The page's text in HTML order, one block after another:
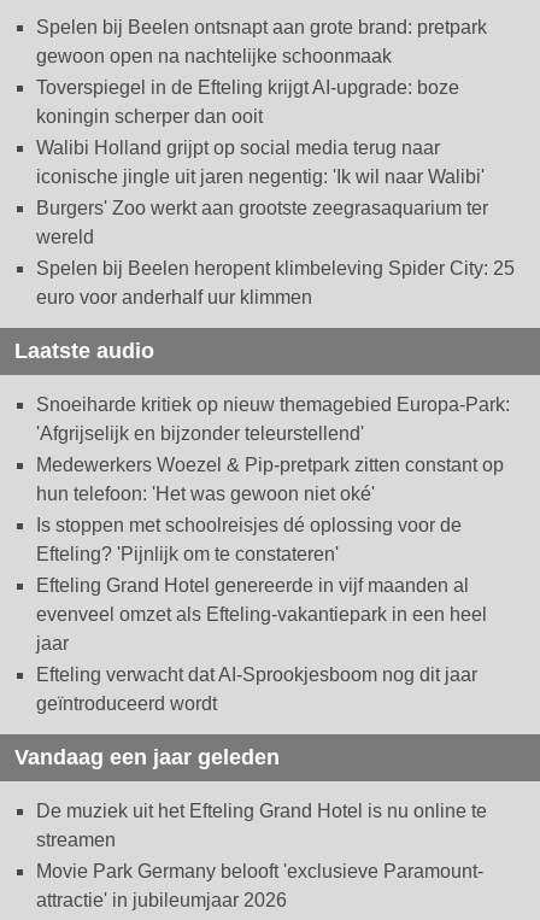
Spelen bij Beelen ontsnapt aan grote brand: pretpark
gewoon open na nachtelijke schoonmaak
Toverspiegel in de Efteling krijgt AI-upgrade: boze
koningin scherper dan ooit
Walibi Holland grijpt op social media terug naar
iconische jingle uit jaren negentig: 'Ik wil naar Walibi'
Burgers' Zoo werkt aan grootste zeegrasaquarium ter
wereld
Spelen bij Beelen heropent klimbeleving Spider City: 25
euro voor anderhalf uur klimmen
Laatste audio
Snoeiharde kritiek op nieuw themagebied Europa-Park:
'Afgrijselijk en bijzonder teleurstellend'
Medewerkers Woezel & Pip-pretpark zitten constant op
hun telefoon: 'Het was gewoon niet oké'
Is stoppen met schoolreisjes dé oplossing voor de
Efteling? 'Pijnlijk om te constateren'
Efteling Grand Hotel genereerde in vijf maanden al
evenveel omzet als Efteling-vakantiepark in een heel
jaar
Efteling verwacht dat AI-Sprookjesboom nog dit jaar
geïntroduceerd wordt
Vandaag een jaar geleden
De muziek uit het Efteling Grand Hotel is nu online te
streamen
Movie Park Germany belooft 'exclusieve Paramount-
attractie' in jubileumjaar 2026